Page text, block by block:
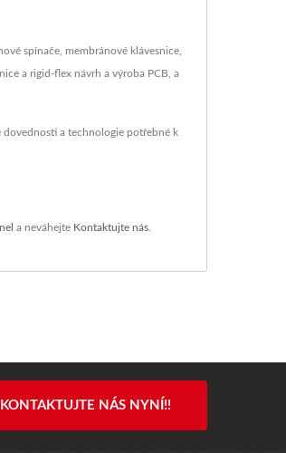
spínače, membránové klávesnice,
a rigid-flex návrh a výroba PCB, a
dovednosti a technologie potřebné k
a neváhejte Kontaktujte nás
KONTAKTUJTE NÁS NYNÍ!!